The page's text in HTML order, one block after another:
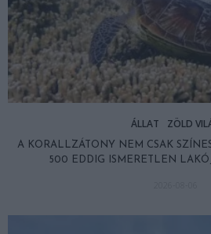
ÁLLAT ZÖLD
A KORALLZÁTONY NEM CSAK
500 EDDIG ISMERETLEN